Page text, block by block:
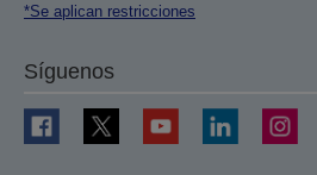
*Se aplican restricciones
Síguenos